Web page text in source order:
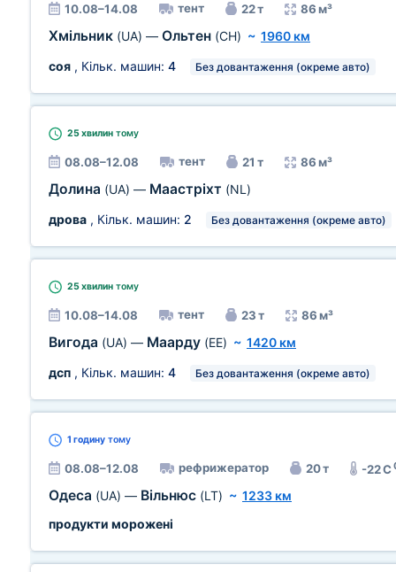
10.08–14.08 тент 22 т 86 м³
Хмільник (UA) — Ольтен (CH) ~ 1960 км
соя , Кільк. машин: 4 Без довантаження (окреме авто)
25 хвилин тому
08.08–12.08 тент 21 т 86 м³
Долина (UA) — Маастріхт (NL)
дрова , Кільк. машин: 2 Без довантаження (окреме авто)
25 хвилин тому
10.08–14.08 тент 23 т 86 м³
Вигода (UA) — Маарду (EE) ~ 1420 км
дсп , Кільк. машин: 4 Без довантаження (окреме авто)
1 годину тому
08.08–12.08 рефрижератор 20 т -22 C
Одеса (UA) — Вільнюс (LT) ~ 1233 км
продукти морожені